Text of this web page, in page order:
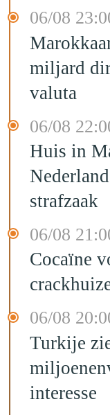
06/08
miljard
valuta
06/08
Huis in
strafzaak
06/08
Cocaïne
06/08
Turkije
interesse